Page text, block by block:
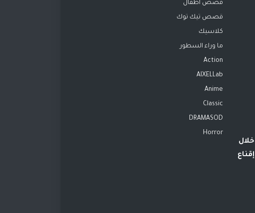
خلال
قصص اطفال
قصص تيك توك
كلاسيك
ما وراء السطور
Action
AIXELLab
Anime
Classic
DRAMASOD
Horror